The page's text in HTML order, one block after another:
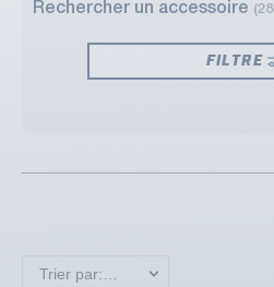
Rechercher un accessoire
FILTRE